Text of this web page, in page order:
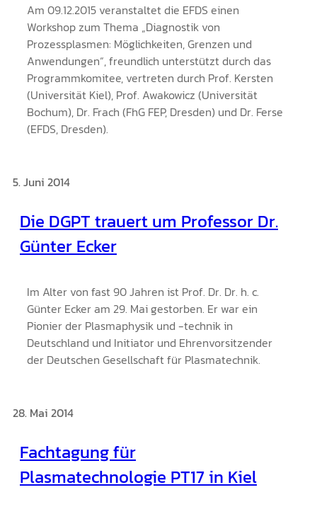
Am 09.12.2015 veranstaltet die EFDS einen
Workshop zum Thema „Diagnostik von
Prozessplasmen: Möglichkeiten, Grenzen und
Anwendungen“, freundlich unterstützt durch das
Programmkomitee, vertreten durch Prof. Kersten
(Universität Kiel), Prof. Awakowicz (Universität
Bochum), Dr. Frach (FhG FEP, Dresden) und Dr. Ferse
(EFDS, Dresden).
5. Juni 2014
Die DGPT trauert um Professor Dr.
Günter Ecker
Im Alter von fast 90 Jahren ist Prof. Dr. Dr. h. c.
Günter Ecker am 29. Mai gestorben. Er war ein
Pionier der Plasmaphysik und -technik in
Deutschland und Initiator und Ehrenvorsitzender
der Deutschen Gesellschaft für Plasmatechnik.
28. Mai 2014
Fachtagung für
Plasmatechnologie PT17 in Kiel